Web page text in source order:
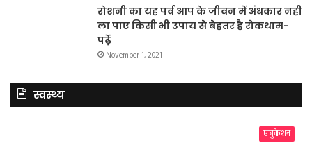
रोशनी का यह पर्व आप के जीवन में अंधकार नहीं
ला पाए किसी भी उपाय से बेहतर है रोकथाम-
पढ़ें
November 1, 2021
स्वस्थ्य
एजुकेशन